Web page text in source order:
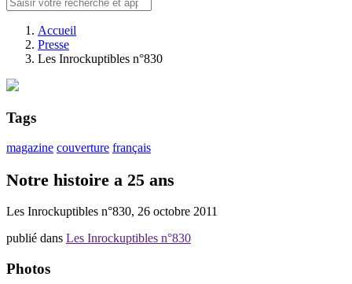
Accueil
Presse
Les Inrockuptibles n°830
Tags
magazine couverture français
Notre histoire a 25 ans
Les Inrockuptibles n°830, 26 octobre 2011
publié dans Les Inrockuptibles n°830
Photos